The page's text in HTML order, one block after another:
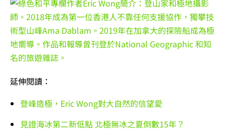
延伸閱讀：
登峰造極，Eric Wong對大自然的信望愛
見證海冰第二新低點 北極無冰之夏倒數15年？